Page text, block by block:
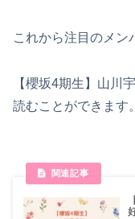
これから注目のメン
【櫻坂4期生】山川
読むことができます